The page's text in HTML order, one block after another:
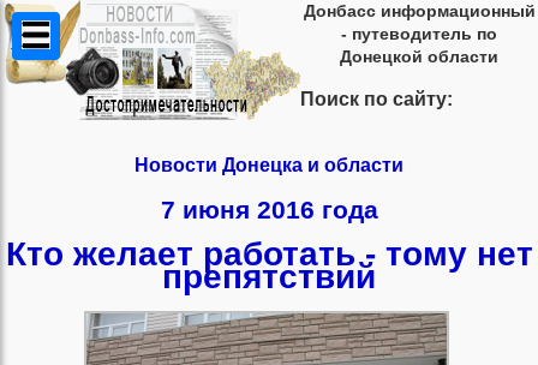
Донбасс информационный
- путеводитель по
Донецкой области
Поиск по сайту:
Новости Донецка и области
7 июня 2016 года
Кто желает работать - тому нет
препятствий